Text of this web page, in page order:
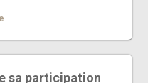
sa participation